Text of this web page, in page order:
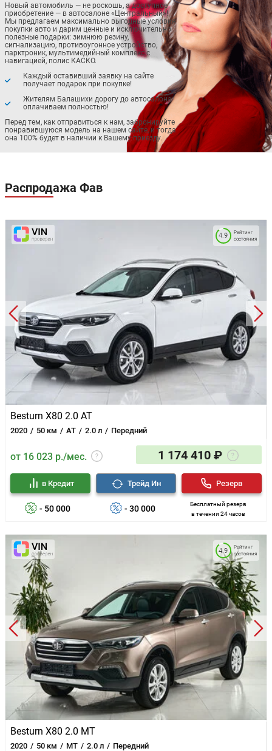
Новый автомобиль — не роскошь, а доступное
приобретение — в автосалоне «Центральный»!
Мы предлагаем максимально выгодные условия
покупки авто и дарим ценные и исключительно
полезные подарки: зимнюю резину,
сигнализацию, противоугонное устройство,
парктроник, мультимедийный комплекс с
навигацией, полис КАСКО.
Каждый оставивший заявку на сайте
получает подарок при покупке!
Жителям Балашихи дорогу до автосалона
оплачиваем полностью!
Перед тем, как отправиться к нам, забронируйте
понравившуюся модель на нашем сайте, и тогда
она 100% будет в наличии к Вашему приезду.
Распродажа Фав
Besturn X80 2.0 AT
2020 50 км AT 2.0 л Передний
Рейтинг
состояния
4.9
от 16 023 р./мес. 1 174 410 ₽
- 50 000
в Кредит
- 30 000
Трейд Ин
Бесплатный резерв
в течении 24 часов
Резерв
Besturn X80 2.0 MT
2020 50 км MT 2.0 л Передний
Рейтинг
состояния
4.9